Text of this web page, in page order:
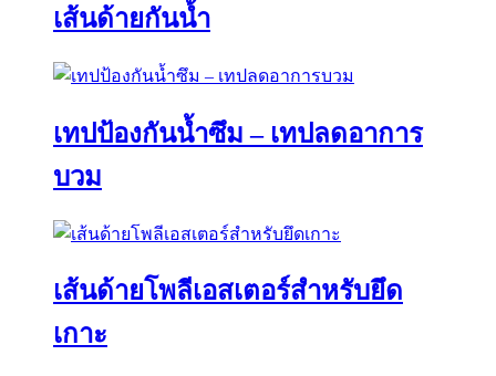
เส้นด้ายกันน้ำ
เทปป้องกันน้ำซึม – เทปลดอาการ
บวม
เส้นด้ายโพลีเอสเตอร์สำหรับยึด
เกาะ